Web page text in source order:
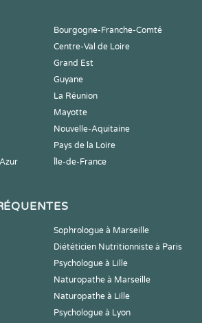
Bourgogne-Franche-Comté
Centre-Val de Loire
Grand Est
Guyane
La Réunion
Mayotte
Nouvelle-Aquitaine
Pays de la Loire
Île-de-France
Sophrologue à Marseille
Diététicien Nutritionniste à Paris
Psychologue à Lille
Naturopathe à Marseille
Naturopathe à Lille
Psychologue à Lyon